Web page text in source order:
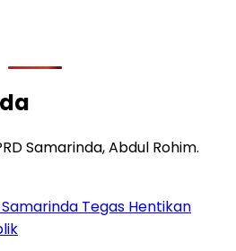
Tegas Hentikan